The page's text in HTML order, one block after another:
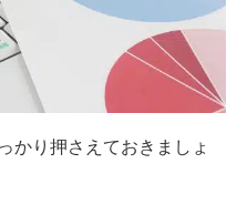
かり押さえておきましょ